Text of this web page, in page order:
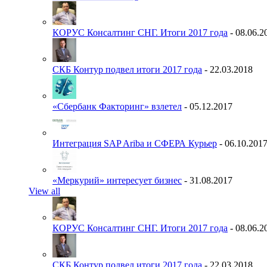
КОРУС Консалтинг СНГ. Итоги 2017 года -
СКБ Контур подвел итоги 2017 года - 22.03.2018
«Сбербанк Факторинг» взлетел - 05.12.2017
Интеграция SAP Ariba и СФЕРА Курьер - 06.10.2017
«Меркурий» интересует бизнес - 31.08.2017
View all
КОРУС Консалтинг СНГ. Итоги 2017 года -